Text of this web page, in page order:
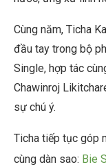
Cùng năm, Ticha
đầu tay trong bộ
Single, hợp tác
Chawinroj
sự chú ý.
Ticha tiếp tục góp
cùng dàn sao: Bie